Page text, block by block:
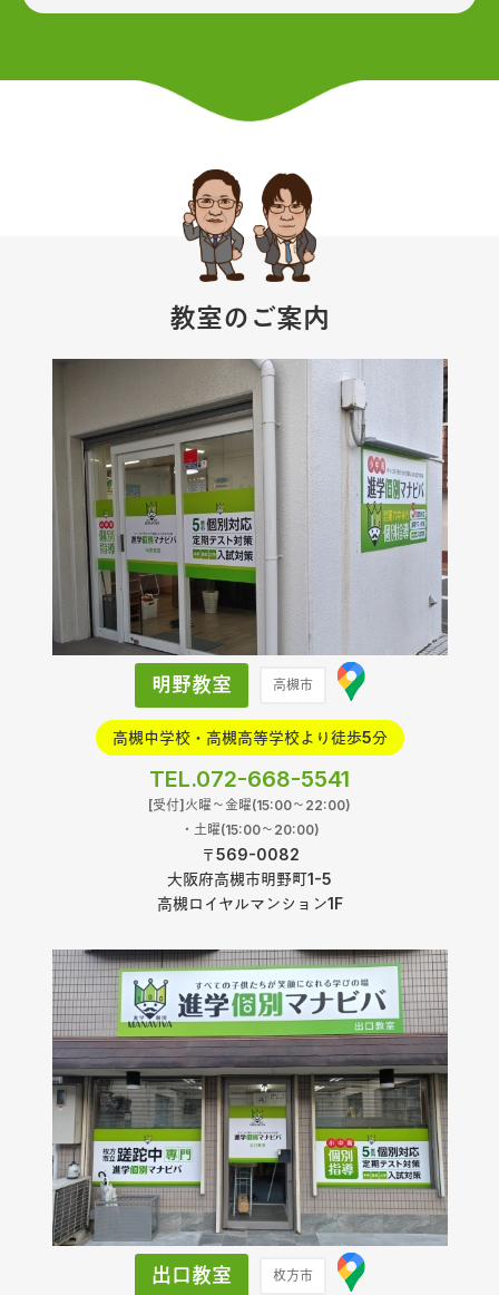
入学当初は授業が分かって、楽しく感じていた勉強。
あの感覚を取り戻したい、取り戻してほしい。そのた
り。親子で奮闘していると思います。
しかし、かけた時間と、解いた問題の数だけで成績が
変わるのでしょうか？
実はそこが問題ではありません。
学習と言われているもののほとんどは、基本的なこと
の積み重ね。
その積み重ねた基礎を組み合わせて、様々な応用問題
が出来ているのです。
もし今、子どもたちが、どれだけ時間をかけても、頑
張って問題をたくさん解いても、成績が良くならない
と感じているのであれば、それは、これまで習ってき
た学習内容のどこかが充分に理解しきれていないとい
うことなのです。
時間をかけなくてもスラスラと問題を解ける人がいま
問題をたくさん解いて練習しなくても、正解にたどり
着ける人がいます。
「どこが理解不十分なのか、分かるわけないよ…」
と思って諦めようとしていたら、それはもったいな
当塾では、経験豊富な講師が一人ひとりの学習状況を
丁寧に分析し、理解不十分なポイントを見つけ出しま
す。そして、そのお子様に最適なカリキュラムを作成
し、確実に理解できるまで寄り添って指導いたしま
す。
個別指導だからこそできる、きめ細やかな学習診断
と、お子様一人ひとりに合わせた指導プラン。これが
当塾の強みです。
教室のご案内
明野教室 高槻市
高槻中学校・高槻高等学校より徒歩5分
TEL.072-668-5541
[受付]火曜〜金曜(15:00～22:00)
・土曜(15:00～20:00)
〒569-0082
大阪府高槻市明野町1-5
高槻ロイヤルマンション1F
出口教室 枚方市